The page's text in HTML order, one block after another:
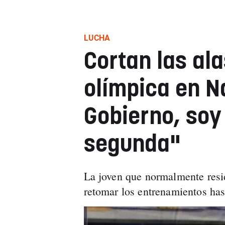
LUCHA
Cortan las
olímpica en
Gobierno,
segunda"
La joven que normalmente
retomar los entrenamientos